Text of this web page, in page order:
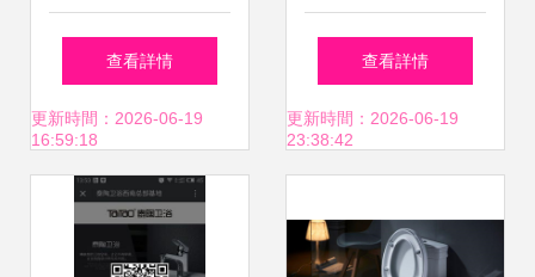
浴 高清圖片展現
(xiàn)品質(zhì)，
瑞昌新華工廠直銷
賦能批發(fā)
查看詳情
更新時間：2026-06-19
16:59:18
測 經(jīng)典衛
(wèi)浴品牌的家居
查看詳情
更新時間：2026-06-19
23:38:42